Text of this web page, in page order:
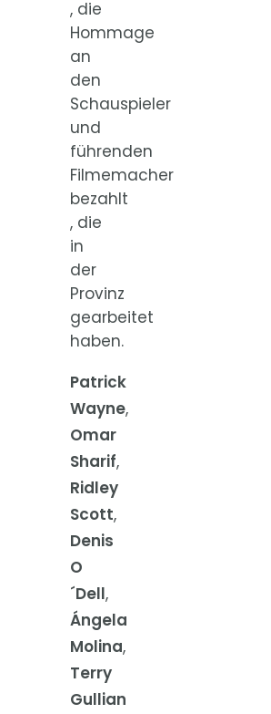
, die
Hommage
an
den
Schauspieler
und
führenden
Filmemacher
bezahlt
, die
in
der
Provinz
gearbeitet
haben.
Patrick
Wayne,
Omar
Sharif,
Ridley
Scott,
Denis
O
´Dell,
Ángela
Molina,
Terry
Gullian